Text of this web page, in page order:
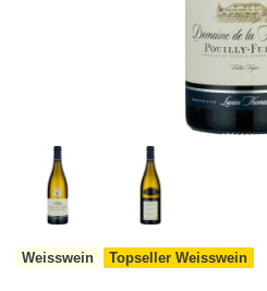
Weisswein Topseller Weisswein